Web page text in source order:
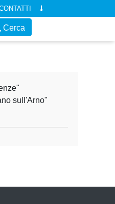
sull'Arno"
Cerca